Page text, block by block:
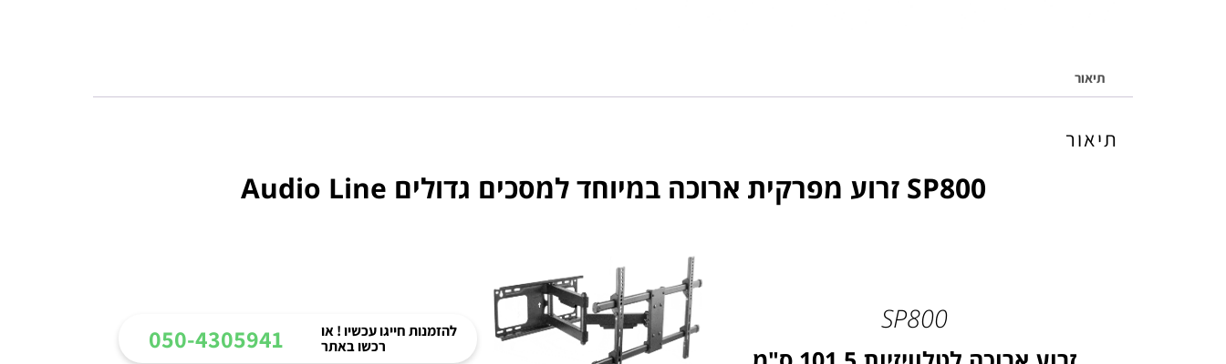
תיאור
תיאור
SP800 זרוע מפרקית ארוכה במיוחד למסכים גדולים Audio Line
SP800
להזמנות חייגו עכשיו ! או
רכשו באתר
050-4305941